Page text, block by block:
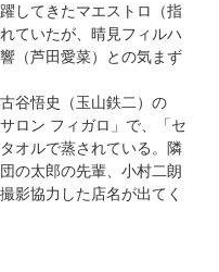
してきたマエストロ（指
ていたが、晴見フィルハ
（芦田愛菜）との気まず
谷悟史（玉山鉄二）の
ロン フィガロ」で、「セ
オルで蒸されている。隣
の太郎の先輩、小村二朗
影協力した店名が出てく